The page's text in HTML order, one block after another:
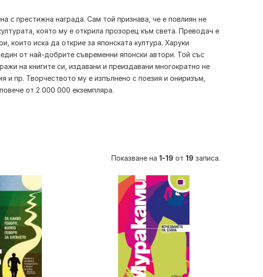
с престижна награда. Сам той признава, че е повлиян не
която му е открила прозорец към света. Преводач е
които иска да открие за японската култура. Харуки
от най-добрите съвременни японски автори. Той със
на книгите си, издавани и преиздавани многократно не
пр. Творчеството му е изпълнено с поезия и ониризъм,
от 2 000 000 екземпляра.
Показване на 1-19 от 19 записа.